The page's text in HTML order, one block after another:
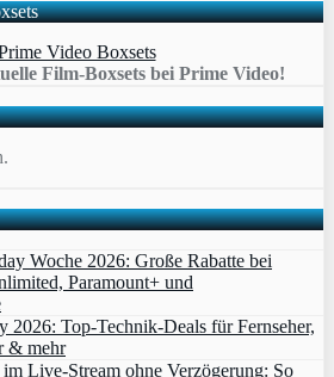
Film-Boxsets bei Prime Video!
Woche 2026: Große Rabatte bei
Paramount+ und
2026: Top-Technik-Deals für Fernseher,
& mehr
Live-Stream ohne Verzögerung: So